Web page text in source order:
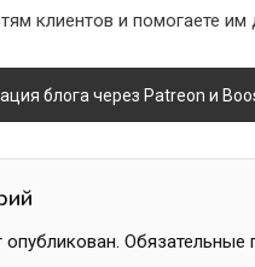
клиентов и помогаете
блога через Patreon и